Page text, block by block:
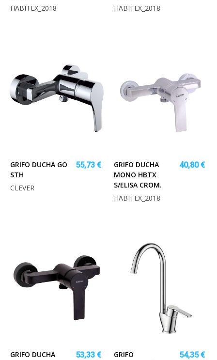
HABITEX_2018 HABITEX_2018
GRIFO DUCHA GO
STH
55,73 €
CLEVER
GRIFO DUCHA
MONO HBTX
S/ELISA CROM.
40,80 €
HABITEX_2018
GRIFO DUCHA
53,33 €
GRIFO
54,35 €